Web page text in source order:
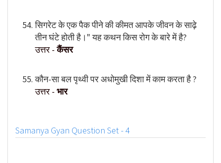
सिगरेट के एक पैक पीने की कीमत आपके जीवन के साढ़े
तीन घंटे होती है।" यह कथन किस रोग के बारे में है?
उत्तर -कैंसर
कौन-सा बल पृथ्वी पर अधोमुखी दिशा में काम करता है ?
उत्तर - भार
Samanya Gyan Question Set - 4